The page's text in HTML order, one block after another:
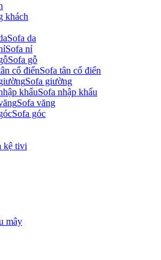
khách
Sofa da
Sofa nỉ
Sofa gỗ
Sofa tân cổ điển
Sofa giường
Sofa nhập khẩu
Sofa văng
Sofa góc
kệ tivi
mây